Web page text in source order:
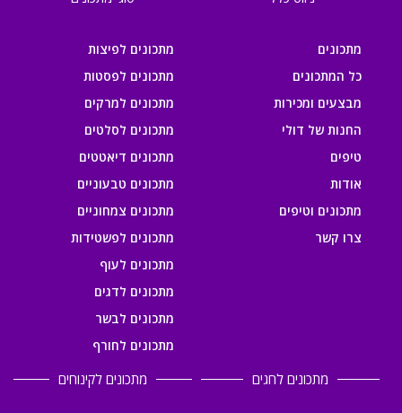
מתכונים
כל המתכונים
מבצעים ומכירות
החנות של דולי
טיפים
אודות
מתכונים וטיפים
צרו קשר
מתכונים לפיצות
מתכונים לפסטות
מתכונים למרקים
מתכונים לסלטים
מתכונים דיאטטים
מתכונים טבעוניים
מתכונים צמחוניים
מתכונים לפשטידות
מתכונים לעוף
מתכונים לדגים
מתכונים לבשר
מתכונים לחורף
מתכונים לחגים מתכונים לקינוחים